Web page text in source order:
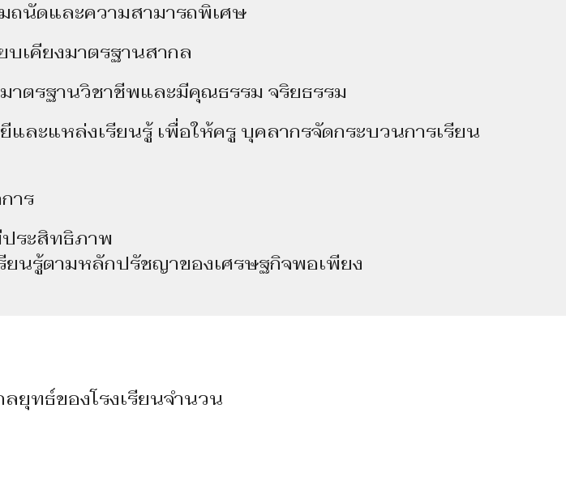
ดและความสามารถพิเศษ
ยงมาตรฐานสากล
ฐานวิชาชีพและมีคุณธรรม จริยธรรม
หล่งเรียนรู้ เพื่อให้ครู บุคลากรจัดกระบวนการเรียน
าร
ะสิทธิภาพ
รู้ตามหลักปรัชญาของเศรษฐกิจพอเพียง
ธ์ของโรงเรียนจํานวน